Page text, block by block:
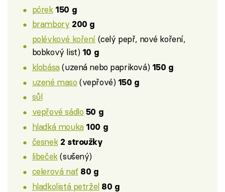
pórek 150 g
brambory 200 g
polévkové koření (celý pepř, nové koření,
bobkový list) 10 g
klobása(uzená nebo papriková) 150 g
uzené maso (vepřové) 150 g
sůl
vepřové sádlo 50 g
hladká mouka 100 g
česnek 2 stroužky
libeček(sušený)
celerová nať 80 g
hladkolistá petržel 80 g